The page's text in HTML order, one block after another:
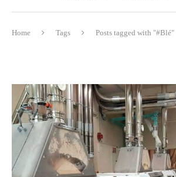
BOURSE
FINANCE
COMMERCE
Home Tags Posts tagged with "#Blé"